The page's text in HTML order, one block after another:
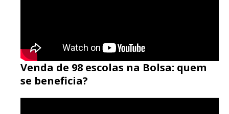
Venda de 98 escolas na Bolsa: quem
se beneficia?